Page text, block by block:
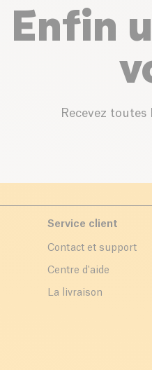
Enfin
Recevez
Service client
Contact et support
Centre d'aide
La livraison